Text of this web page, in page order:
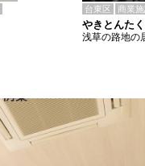
台東区 商業施
やきとんた
浅草の路地の